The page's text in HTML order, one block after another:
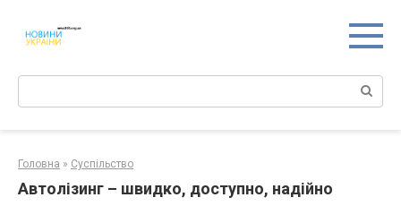
контенту
Поиск:
Головна » Суспільство
Автолізинг – швидко, доступно, надійно